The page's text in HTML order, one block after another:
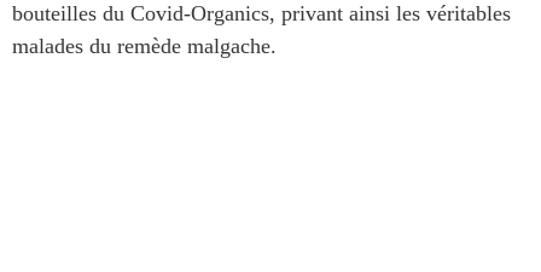
bouteilles du Covid-Organics, privant ainsi les véritables
malades du remède malgache.